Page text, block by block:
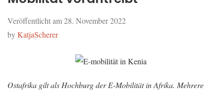
Veröffentlicht am28. November 2022
byKatjaScherer
Ostafrika gilt als Hochburg der E-Mobilität in Afrika. Mehrere